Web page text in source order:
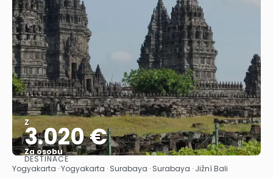
Z
3.020 €
Za osobu
Zobrazit
DESTINACE
Yogyakarta · Yogyakarta · Surabaya · Surabaya · Jižní Bali